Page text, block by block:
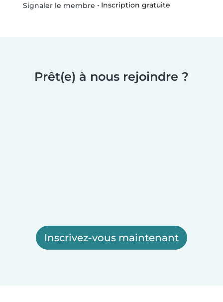
Signaler le membre • Inscription gratuite
Prêt(e) à nous rejoindre ?
Inscrivez-vous maintenant